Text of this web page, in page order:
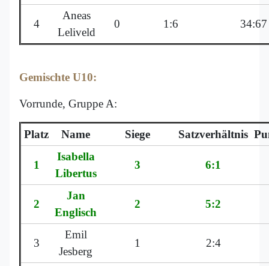
4
Aneas
Leliveld
0 1:6 34:67
Gemischte U10:
Vorrunde, Gruppe A:
Platz Name Siege Satzverhältnis
1
Isabella
Libertus
3 6:1
2
Jan
Englisch
2 5:2
3
Emil
Jesberg
1 2:4